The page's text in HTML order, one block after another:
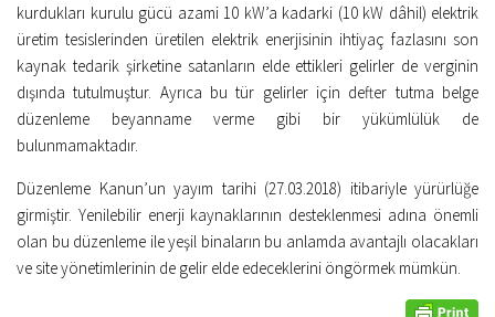
kurdukları kurulu gücü azami 10 kW’a kadarki (10 kW dâhil) elektrik
üretim tesislerinden üretilen elektrik enerjisinin ihtiyaç fazlasını son
kaynak tedarik şirketine satanların elde ettikleri gelirler de verginin
dışında tutulmuştur. Ayrıca bu tür gelirler için defter tutma belge
düzenleme beyanname verme gibi bir yükümlülük de
bulunmamaktadır.
Düzenleme Kanun’un yayım tarihi (27.03.2018) itibariyle yürürlüğe
girmiştir. Yenilebilir enerji kaynaklarının desteklenmesi adına önemli
olan bu düzenleme ile yeşil binaların bu anlamda avantajlı olacakları
ve site yönetimlerinin de gelir elde edeceklerini öngörmek mümkün.